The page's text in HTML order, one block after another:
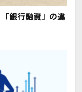
「銀行融資」の違